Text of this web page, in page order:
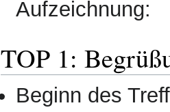
Aufzeichnung:
TOP 1:
Beginn des